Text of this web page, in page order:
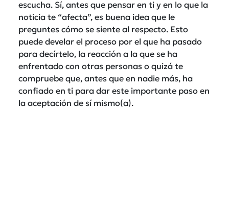
escucha. Sí, antes que pensar en ti y en lo que la
noticia te “afecta”, es buena idea que le
preguntes cómo se siente al respecto. Esto
puede develar el proceso por el que ha pasado
para decírtelo, la reacción a la que se ha
enfrentado con otras personas o quizá te
compruebe que, antes que en nadie más, ha
confiado en ti para dar este importante paso en
la aceptación de sí mismo(a).